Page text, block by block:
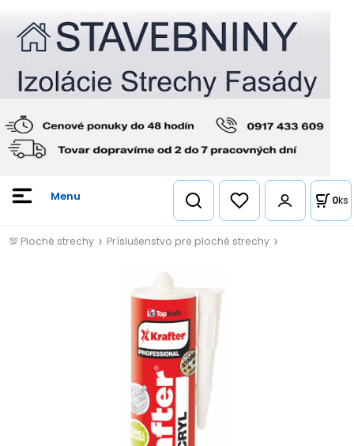
0ks
💯 Ploché strechy Príslušenstvo pre ploché strechy